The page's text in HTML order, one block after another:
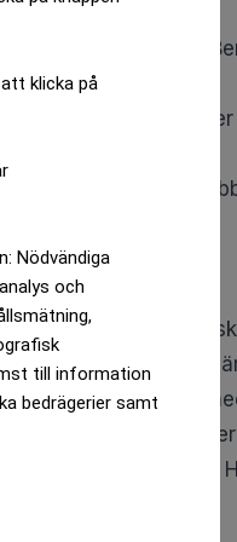
klicka på
Nödvändiga
och
till information
bedrägerier samt
och lyckan”,
Som kuriosa
en kulturtidskrift,
sekreterare.
lämnade på
som gäller. Det
att han fört samtal
Frostenson
och författare.